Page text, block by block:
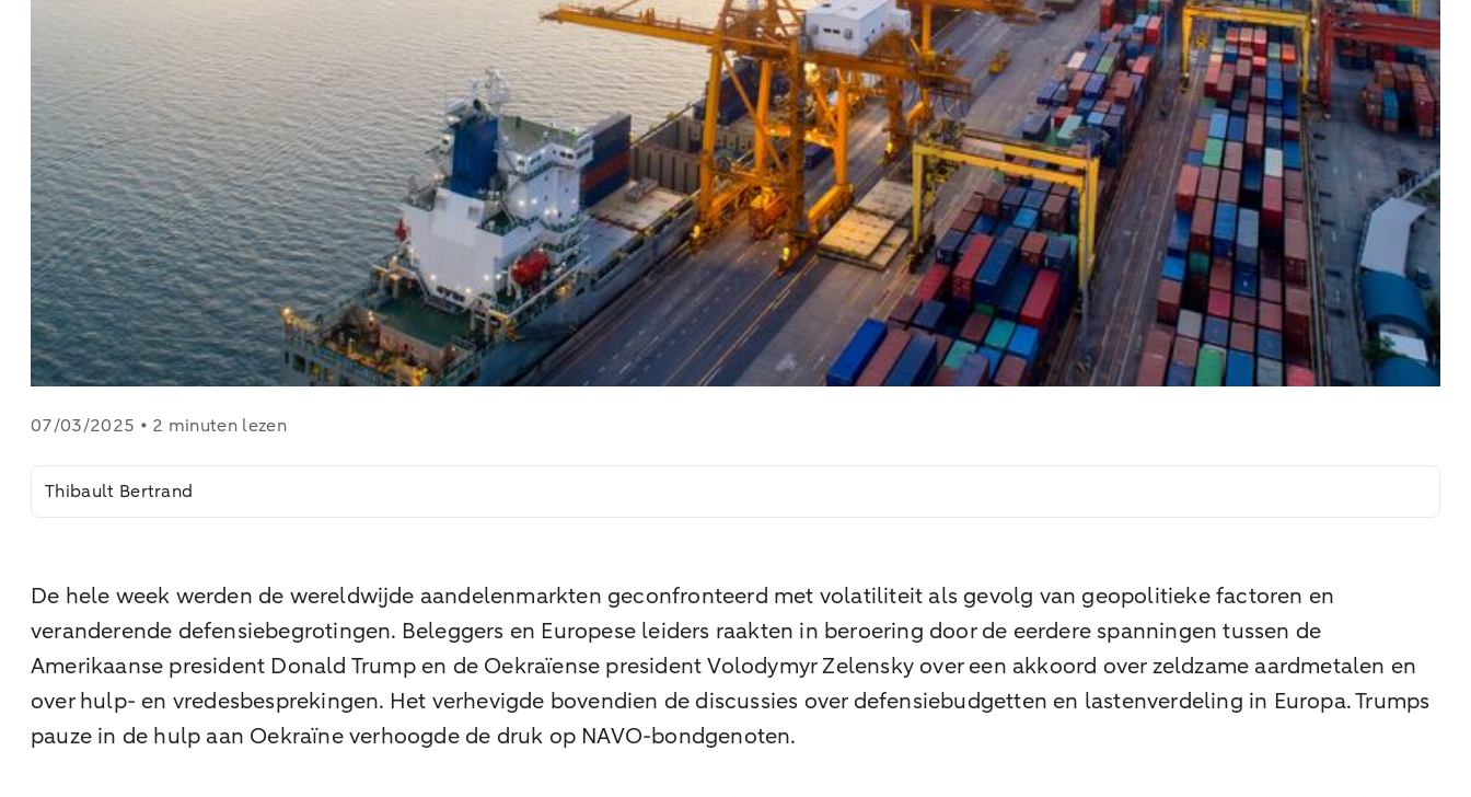
07/03/2025 • 2 minuten lezen
Thibault Bertrand
De hele week werden de wereldwijde aandelenmarkten geconfronteerd met volatiliteit als gevolg van geopolitieke factoren en
veranderende defensiebegrotingen. Beleggers en Europese leiders raakten in beroering door de eerdere spanningen tussen de
Amerikaanse president Donald Trump en de Oekraïense president Volodymyr Zelensky over een akkoord over zeldzame aardmetalen en
over hulp- en vredesbesprekingen. Het verhevigde bovendien de discussies over defensiebudgetten en lastenverdeling in Europa. Trumps
pauze in de hulp aan Oekraïne verhoogde de druk op NAVO-bondgenoten.